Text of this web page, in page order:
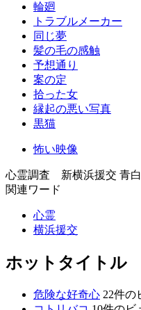
輪廻
トラブルメーカー
同じ夢
髪の毛の感触
予想通り
案の定
拾った女
縁起の悪い写真
黒猫
怖い映像
心霊調査 新横浜援交 青
関連ワード
心霊
横浜援交
ホットタイトル
危険な好奇心 22件の